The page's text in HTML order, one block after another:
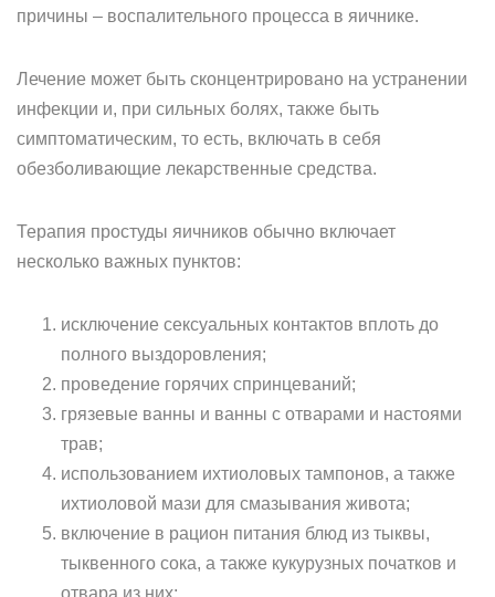
причины – воспалительного процесса в яичнике.
Лечение может быть сконцентрировано на устранении
инфекции и, при сильных болях, также быть
симптоматическим, то есть, включать в себя
обезболивающие лекарственные средства.
Терапия простуды яичников обычно включает
несколько важных пунктов:
исключение сексуальных контактов вплоть до
полного выздоровления;
проведение горячих спринцеваний;
грязевые ванны и ванны с отварами и настоями
трав;
использованием ихтиоловых тампонов, а также
ихтиоловой мази для смазывания живота;
включение в рацион питания блюд из тыквы,
тыквенного сока, а также кукурузных початков и
отвара из них;